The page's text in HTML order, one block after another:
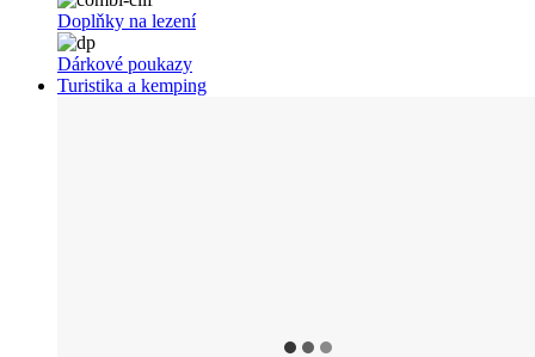
Doplňky na lezení
Dárkové poukazy
Turistika a kemping